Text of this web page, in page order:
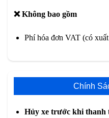
❌ Không bao gồm
Phí hóa đơn VAT (có
Chính
Hủy xe trước khi thanh